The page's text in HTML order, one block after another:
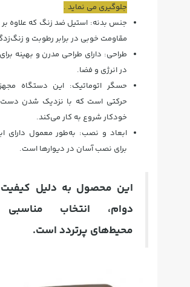
جلوگیری می نماید .
جنس بدنه: استیل ضد زنگ که علاوه
مقاومت خوبی در برابر رطوبت و
طراحی: دارای طراحی مدرن و بهینه
در انرژی و فضا.
حسگر اتوماتیک: این دستگاه
حرکتی است که با نزدیک شدن
خودکار شروع به کار می‌کند.
ابعاد و نصب: به‌طور معمول دارای
برای نصب آسان در دیوارها است.
این محصول به دلیل کیفیت
دوام، انتخاب مناسبی
محیط‌های پرتردد است.